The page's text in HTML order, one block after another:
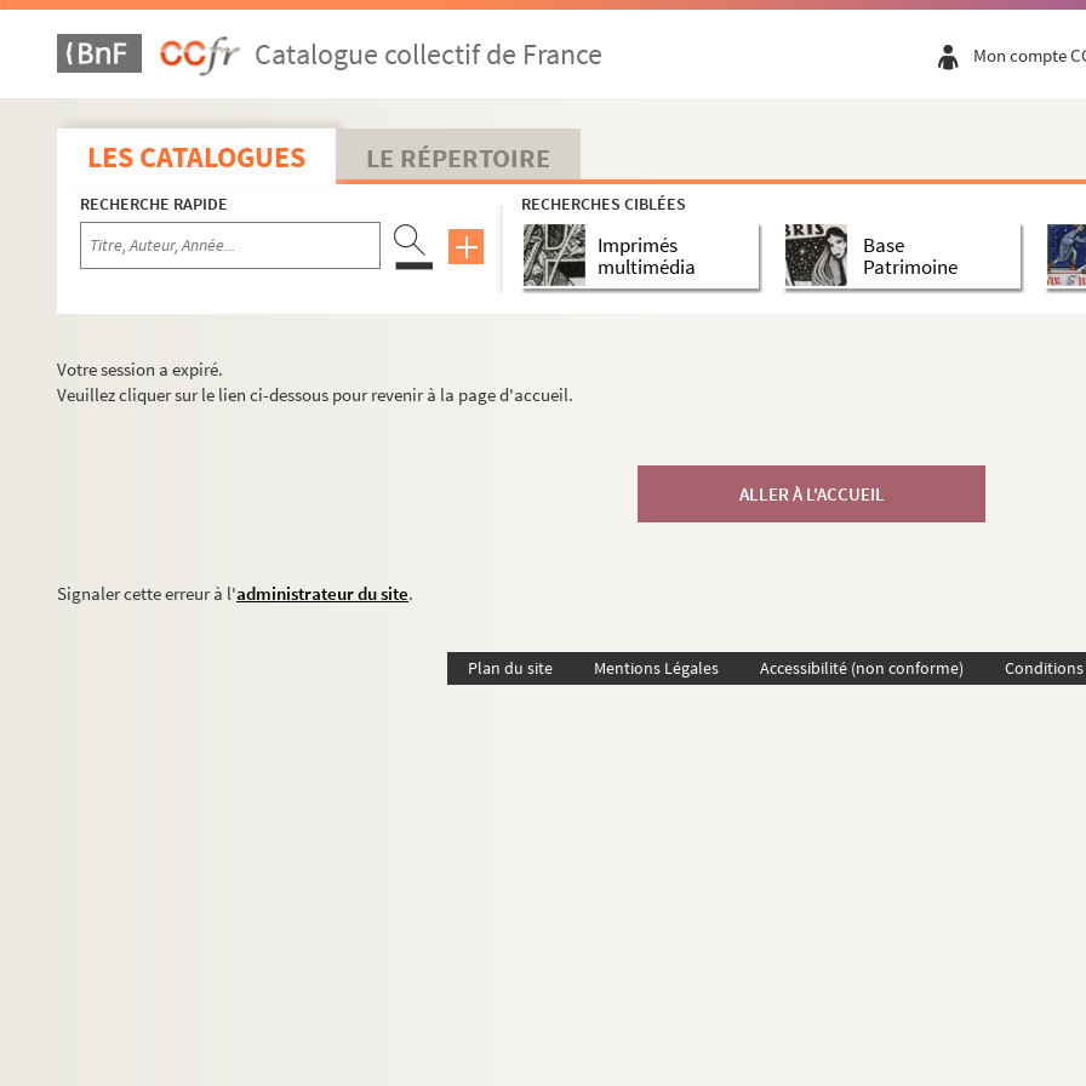
Catalogue collectif de France Mon compte
LES CATALOGUES LE RÉPERTOIRE
RECHERCHE RAPIDE RECHERCHES CIBLÉES
Imprimés
multimédia
Base
Patrimoine
Votre session a expiré.
Veuillez cliquer sur le lien ci-dessous pour revenir à la page d'accueil.
ALLER À L'ACCUEIL
Signaler cette erreur à l'administrateur du site.
Plan du site Mentions Légales Accessibilité (non conforme)